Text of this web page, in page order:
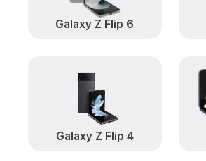
Galaxy Z Flip 6
Galaxy Z Flip 4